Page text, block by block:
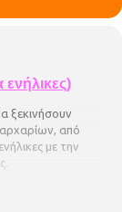
ξεκινήσουν
από
με την